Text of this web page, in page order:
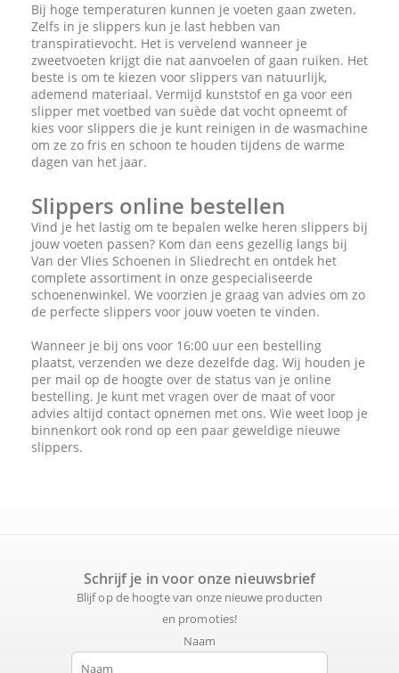
Bij hoge temperaturen kunnen je voeten gaan zweten.
Zelfs in je slippers kun je last hebben van
transpiratievocht. Het is vervelend wanneer je
zweetvoeten krijgt die nat aanvoelen of gaan ruiken. Het
beste is om te kiezen voor slippers van natuurlijk,
ademend materiaal. Vermijd kunststof en ga voor een
slipper met voetbed van suède dat vocht opneemt of
kies voor slippers die je kunt reinigen in de wasmachine
om ze zo fris en schoon te houden tijdens de warme
dagen van het jaar.
Slippers online bestellen
Vind je het lastig om te bepalen welke heren slippers bij
jouw voeten passen? Kom dan eens gezellig langs bij
Van der Vlies Schoenen in Sliedrecht en ontdek het
complete assortiment in onze gespecialiseerde
schoenenwinkel. We voorzien je graag van advies om zo
de perfecte slippers voor jouw voeten te vinden.
Wanneer je bij ons voor 16:00 uur een bestelling
plaatst, verzenden we deze dezelfde dag. Wij houden je
per mail op de hoogte over de status van je online
bestelling. Je kunt met vragen over de maat of voor
advies altijd contact opnemen met ons. Wie weet loop je
binnenkort ook rond op een paar geweldige nieuwe
slippers.
Schrijf je in voor onze nieuwsbrief
Blijf op de hoogte van onze nieuwe producten
en promoties!
Naam